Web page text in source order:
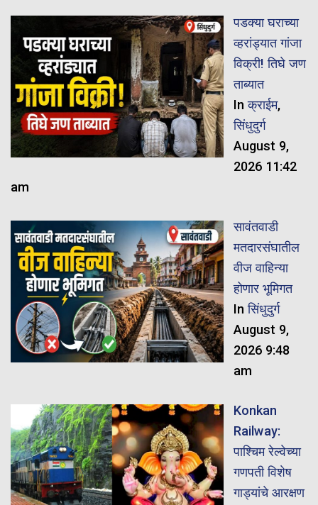
पडक्या घराच्या
व्हरांड्यात गांजा
विक्री! तिघे जण
ताब्यात
Inक्राईम,
सिंधुदुर्ग
August 9,
2026 11:42
am
सावंतवाडी
मतदारसंघातील
वीज वाहिन्या
होणार भूमिगत
Inसिंधुदुर्ग
August 9,
2026 9:48
am
Konkan
Railway:
पाश्चिम रेल्वेच्या
गणपती विशेष
गाड्यांचे आरक्षण